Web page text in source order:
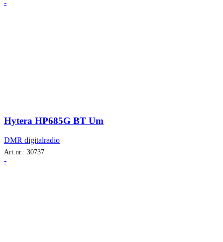
-
Hytera HP685G BT Um
DMR digitalradio
Art.nr.: 30737
-